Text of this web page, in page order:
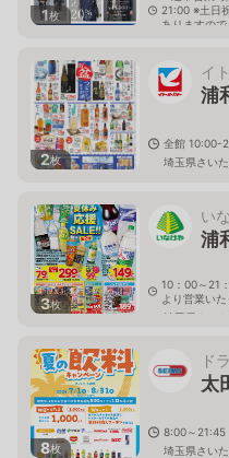
1枚
21:00 ※土日
ありますの
2枚
イ
浦
全館 10:00-
埼玉県さい
3枚
い
浦
10：00～21
より営業い
埼玉県さい
8枚
ド
太
8:00～21:45
埼玉県さい